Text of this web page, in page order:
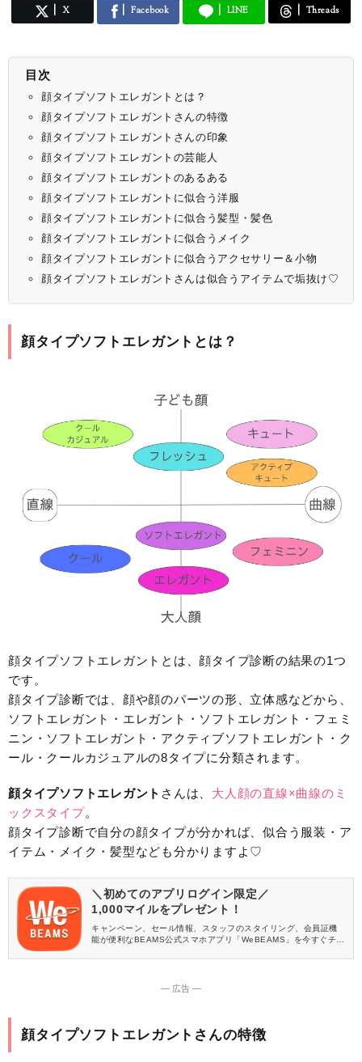
X Facebook LINE Threads
目次
顔タイプソフトエレガントとは？
顔タイプソフトエレガントさんの特徴
顔タイプソフトエレガントさんの印象
顔タイプソフトエレガントの芸能人
顔タイプソフトエレガントのあるある
顔タイプソフトエレガントに似合う洋服
顔タイプソフトエレガントに似合う髪型・髪色
顔タイプソフトエレガントに似合うメイク
顔タイプソフトエレガントに似合うアクセサリー＆小物
顔タイプソフトエレガントさんは似合うアイテムで垢抜け♡
顔タイプソフトエレガントとは？
顔タイプソフトエレガントとは、顔タイプ診断の結果の1つ
です。
顔タイプ診断では、顔や顔のパーツの形、立体感などから、
ソフトエレガント・エレガント・ソフトエレガント・フェミ
ニン・ソフトエレガント・アクティブソフトエレガント・ク
ール・クールカジュアルの8タイプに分類されます。
顔タイプソフトエレガント さんは、 大人顔の直線×曲線のミ
ックスタイプ。
顔タイプ診断で自分の顔タイプが分かれば、似合う服装・ア
イテム・メイク・髪型なども分かりますよ♡
＼初めてのアプリログイン限定／
1,000マイルをプレゼント！
キャンペーン、セール情報、スタッフのスタイリング、会員証機
能が便利なBEAMS公式スマホアプリ「WeBEAMS」を今すぐチェ
― 広告 ―
顔タイプソフトエレガントさんの特徴